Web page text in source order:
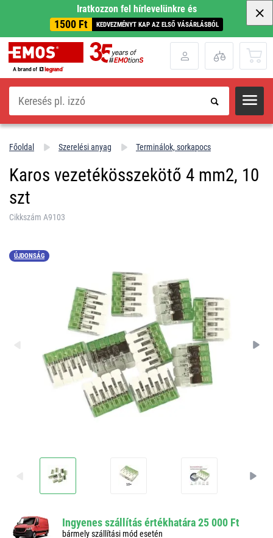
Iratkozzon fel hírlevelünkre és
1500 Ft KEDVEZMÉNYT KAP AZ ELSŐ VÁSÁRLÁSBÓL
Keresés
Főoldal Szerelési anyag Terminálok, sorkapocs
Karos vezetékösszekötő 4 mm2, 10
szt
Cikkszám A9103
ÚJDONSÁG
Ingyenes szállítás értékhatára 25 000 Ft
bármely szállítási mód esetén